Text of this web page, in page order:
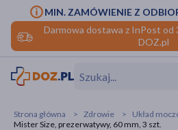
Darmowa dostawa z InPost od
DOZ.pl
MIN. ZAMÓWIENIE Z
Strona główna Zdrowie
Układ
Mister Size, prezerwatywy, 60 mm, 3 szt.